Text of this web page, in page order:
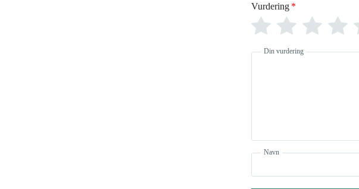
Vurdering *
Din vurdering
Navn